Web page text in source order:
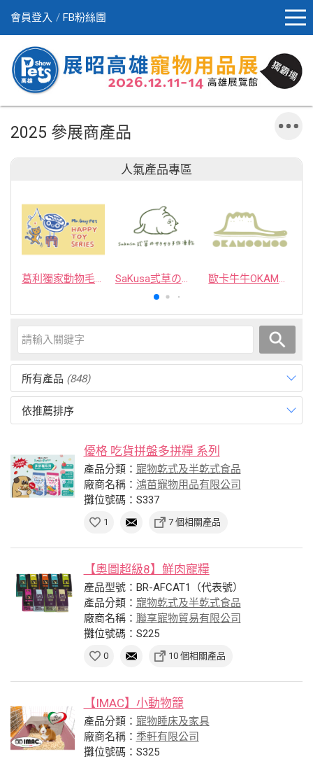
會員登入 FB粉絲團
2025 參展商產品
人氣產品專區
葛利獨家動物毛逗貓棒 SaKusa弎草のサクサク手作凍乾 歐卡牛牛OKAMOOMOO 貓草包
所有產品 (848)
依推薦排序
優格 吃貨拼盤多拼糧 系列
產品分類： 寵物乾式及半乾式食品
廠商名稱： 鴻苗寵物用品有限公司
攤位號碼：S337
1 7 個相關產品
【奧圖超級8】鮮肉寵糧
產品型號：BR-AFCAT1（代表號）
產品分類： 寵物乾式及半乾式食品
廠商名稱： 聯享寵物貿易有限公司
攤位號碼：S225
0 10 個相關產品
【IMAC】小動物籠
產品分類： 寵物睡床及家具
廠商名稱： 季軒有限公司
攤位號碼：S325